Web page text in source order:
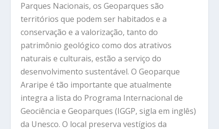
Parques Nacionais, os Geoparques são
territórios que podem ser habitados e a
conservação e a valorização, tanto do
patrimônio geológico como dos atrativos
naturais e culturais, estão a serviço do
desenvolvimento sustentável. O Geoparque
Araripe é tão importante que atualmente
integra a lista do Programa Internacional de
Geociência e Geoparques (IGGP, sigla em inglês)
da Unesco. O local preserva vestígios da